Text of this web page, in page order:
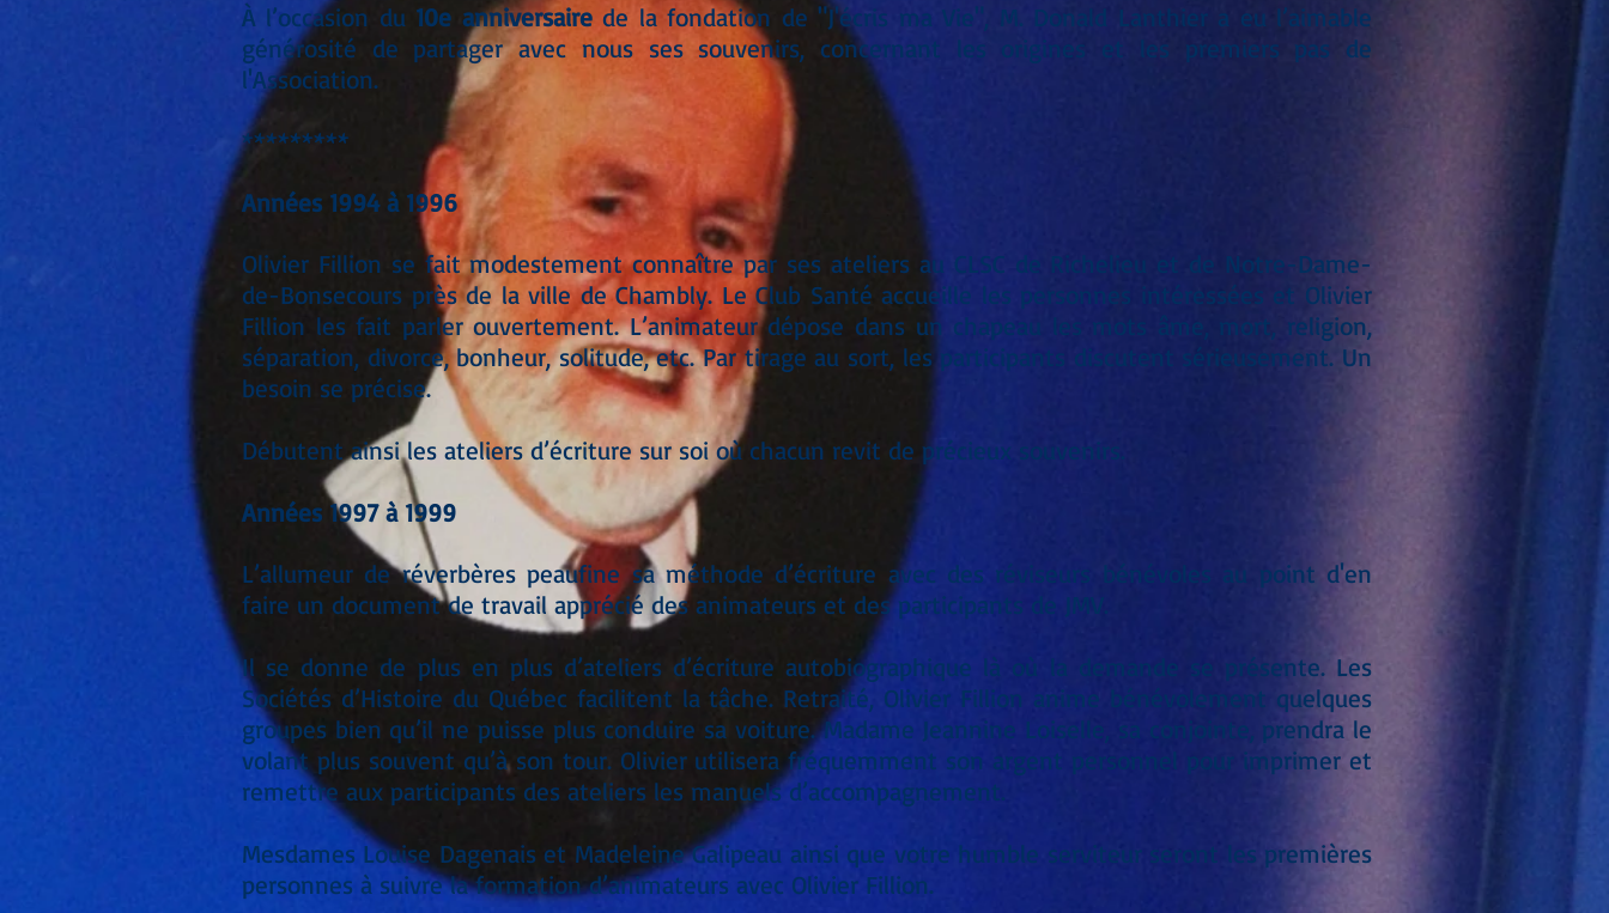
À l’occasion du 10e anniversairede la fondation de "J'écris ma Vie", M. Donald Lanthier a eu l’aimable
générosité de partager avec nous ses souvenirs, concernant les origines et les premiers pas de
l'Association.
*********
Années 1994 à 1996
Olivier Fillion se fait modestement connaître par ses ateliers au CLSC de Richelieu et de Notre-Dame-
de-Bonsecours près de la ville de Chambly. Le Club Santé accueille les personnes intéressées et Olivier
Fillion les fait parler ouvertement. L’animateur dépose dans un chapeau les mots âme, mort, religion,
séparation, divorce, bonheur, solitude, etc. Par tirage au sort, les participants discutent sérieusement. Un
besoin se précise.
Débutent ainsi les ateliers d’écriture sur soi où chacun revit de précieux souvenirs.
Années 1997 à 1999
L’allumeur de réverbères peaufine sa méthode d’écriture avec des réviseurs bénévoles au point d'en
faire un document de travail apprécié des animateurs et des participants de JMV.
Il se donne de plus en plus d’ateliers d’écriture autobiographique là où la demande se présente. Les
Sociétés d’Histoire du Québec facilitent la tâche. Retraité, Olivier Fillion anime bénévolement quelques
groupes bien qu’il ne puisse plus conduire sa voiture. Madame Jeannine Loiselle, sa conjointe, prendra le
volant plus souvent qu’à son tour. Olivier utilisera fréquemment son argent personnel pour imprimer et
remettre aux participants des ateliers les manuels d’accompagnement.
Mesdames Louise Dagenais et Madeleine Galipeau ainsi que votre humble serviteur seront les premières
personnes à suivre la formation d’animateurs avec Olivier Fillion.